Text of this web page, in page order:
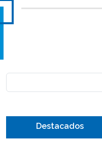
Destacados